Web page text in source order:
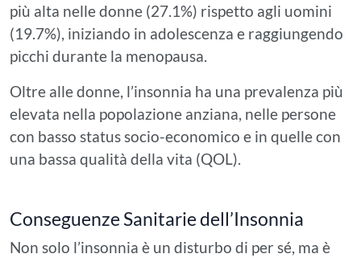
più alta nelle donne (27.1%) rispetto agli uomini
(19.7%), iniziando in adolescenza e raggiungendo
picchi durante la menopausa.
Oltre alle donne, l’insonnia ha una prevalenza più
elevata nella popolazione anziana, nelle persone
con basso status socio-economico e in quelle con
una bassa qualità della vita (QOL).
Conseguenze Sanitarie dell’Insonnia
Non solo l’insonnia è un disturbo di per sé, ma è